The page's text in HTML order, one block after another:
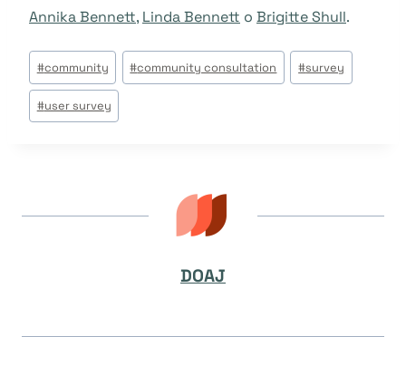
Annika Bennett, Linda Bennett o Brigitte Shull.
Tags
do
Post:
#community #community consultation #survey
#user survey
DOAJ